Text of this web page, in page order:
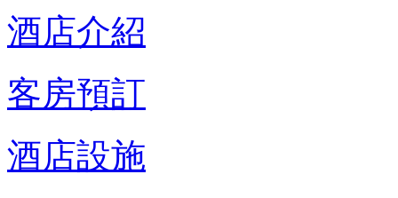
酒店介紹
客房預訂
酒店設施